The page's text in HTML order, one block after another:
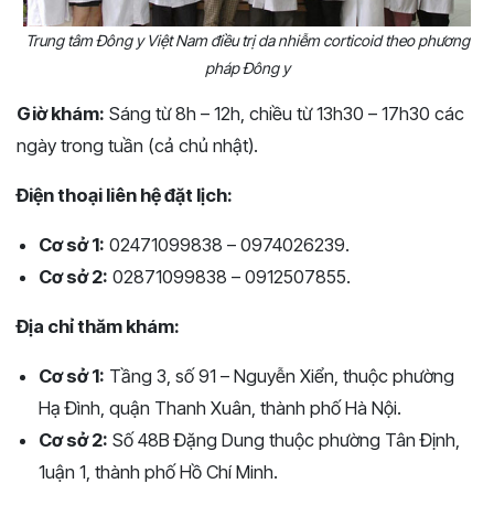
Trung tâm Đông y Việt Nam điều trị da nhiễm corticoid theo phương
pháp Đông y
Giờ khám: Sáng từ 8h – 12h, chiều từ 13h30 – 17h30 các
ngày trong tuần (cả chủ nhật).
Điện thoại liên hệ đặt lịch:
Cơ sở 1: 02471099838 – 0974026239.
Cơ sở 2: 02871099838 – 0912507855.
Địa chỉ thăm khám:
Cơ sở 1: Tầng 3, số 91 – Nguyễn Xiển, thuộc phường
Hạ Đình, quận Thanh Xuân, thành phố Hà Nội.
Cơ sở 2: Số 48B Đặng Dung thuộc phường Tân Định,
1uận 1, thành phố Hồ Chí Minh.